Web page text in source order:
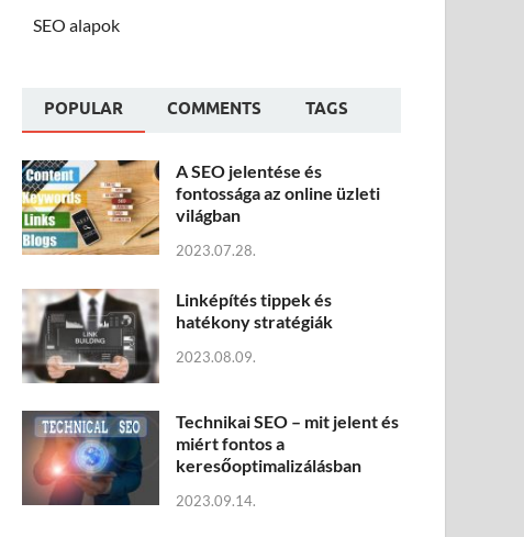
SEO alapok
POPULAR COMMENTS TAGS
A SEO jelentése és
fontossága az online üzleti
világban
2023.07.28.
Linképítés tippek és
hatékony stratégiák
2023.08.09.
Technikai SEO – mit jelent és
miért fontos a
keresőoptimalizálásban
2023.09.14.